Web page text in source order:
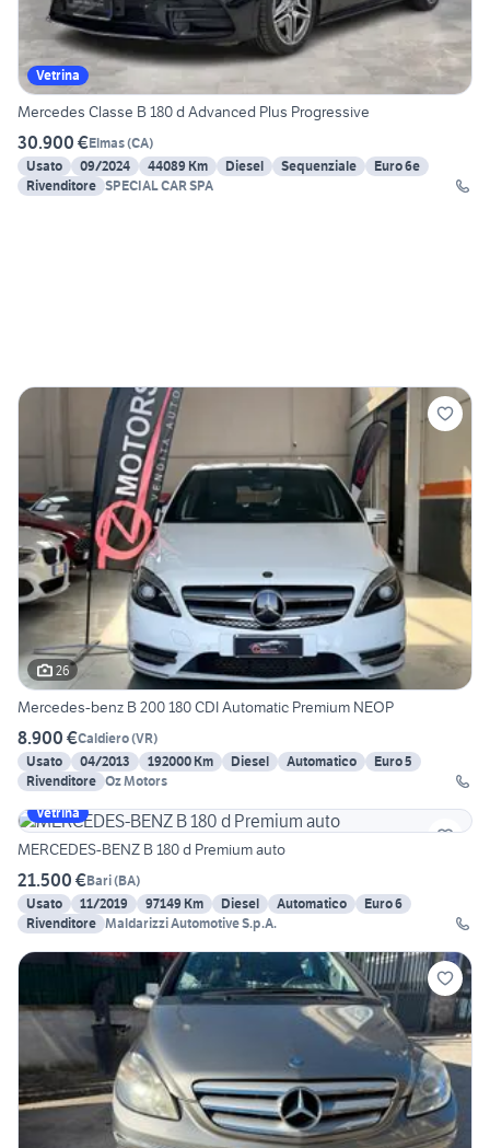
Vetrina
Mercedes Classe B 180 d Advanced Plus Progressive
30.900 €Elmas(CA)
Usato
09/2024 44089 Km Diesel Sequenziale
Euro 6e
Rivenditore SPECIAL CAR SPA
26
Mercedes-benz B 200 180 CDI Automatic Premium NEOP
8.900 €Caldiero(VR)
Usato
04/2013 192000 Km Diesel Automatico
Euro 5
Rivenditore Oz Motors
Vetrina
MERCEDES-BENZ B 180 d Premium auto
21.500 €Bari(BA)
Usato
11/2019 97149 Km Diesel Automatico
Euro 6
Rivenditore Maldarizzi Automotive S.p.A.